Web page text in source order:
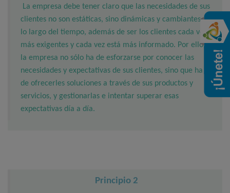
La empresa debe tener claro que las necesidades de sus
clientes no son estáticas, sino dinámicas y cambiantes a
lo largo del tiempo, además de ser los clientes cada vez
más exigentes y cada vez está más informado. Por ello,
la empresa no sólo ha de esforzarse por conocer las
necesidades y expectativas de sus clientes, sino que ha
de ofrecerles soluciones a través de sus productos y
servicios, y gestionarlas e intentar superar esas
expectativas día a día.
Principio 2